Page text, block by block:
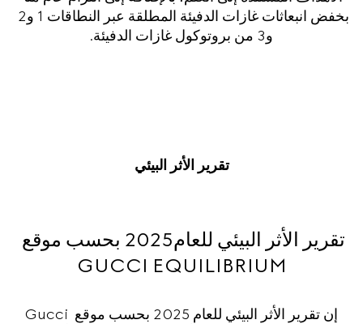
و3 من بروتوكول غازات الدفيئة.
تقرير الأثر البيئي
تقرير الأثر البيئي للعام2025 بحسب موقع
GUCCI EQUILIBRIUM
إن تقرير الأثر البيئي للعام 2025 بحسب موقع Gucci